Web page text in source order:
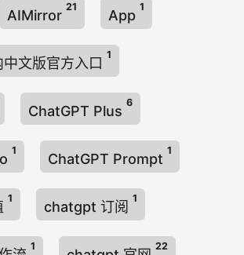
AIMirror
21
App
1
文版官方入口
1
ChatGPT Plus
6
1
ChatGPT Prompt
1
1
chatgpt 订阅
1
1 22